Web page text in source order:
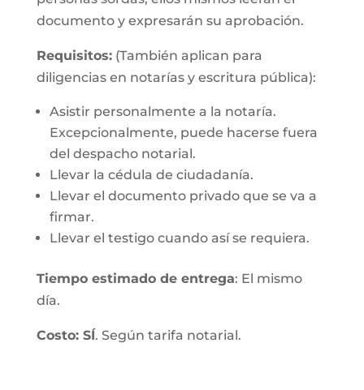
documento y expresarán su aprobación.
Requisitos:(También aplican para
diligencias en notarías y escritura pública):
Asistir personalmente a la notaría.
Excepcionalmente, puede hacerse fuera
del despacho notarial.
Llevar la cédula de ciudadanía.
Llevar el documento privado que se va a
firmar.
Llevar el testigo cuando así se requiera.
Tiempo estimado de entrega: El mismo
día.
Costo: SÍ. Según tarifa notarial.